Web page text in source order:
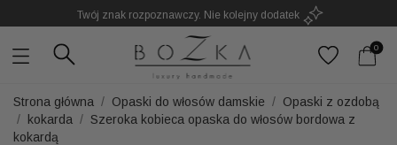
Twój znak rozpoznawczy. Nie kolejny dodatek
0
Strona główna Opaski do włosów damskie
Opaski z ozdobą
kokarda
Szeroka kobieca opaska do włosów bordowa z
kokardą